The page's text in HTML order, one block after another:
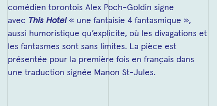
comédien torontois Alex Poch-Goldin signe
avec This Hotel « une fantaisie 4 fantasmique »,
aussi humoristique qu’explicite, où les divagations et
les fantasmes sont sans limites. La pièce est
présentée pour la première fois en français dans
une traduction signée Manon St-Jules.